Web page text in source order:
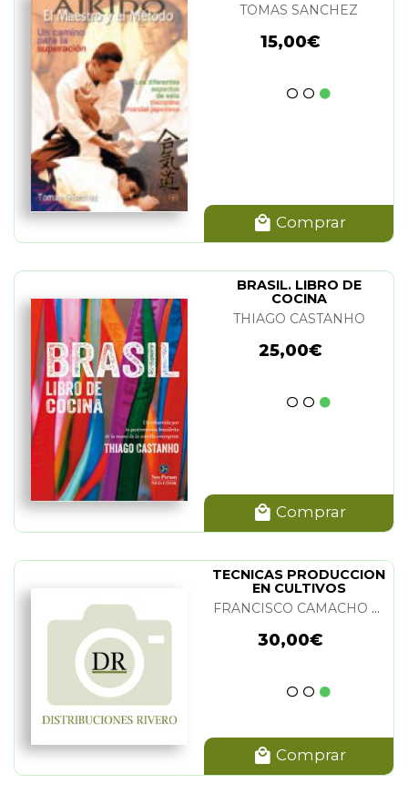
TOMAS SANCHEZ
15,00€
Comprar
BRASIL. LIBRO DE
COCINA
THIAGO CASTANHO
25,00€
Comprar
TECNICAS PRODUCCION
EN CULTIVOS
PROTEGIDOS (2
TOMOS)
FRANCISCO CAMACHO FERRE
30,00€
Comprar